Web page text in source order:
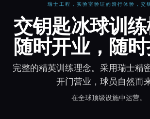
瑞士工程，实验室验证的滑行体验，交
交钥匙冰球训练
交钥匙冰球训练
随时开业，随时
完整的精英训练理念。采用瑞士精
开门营业，球员自然而来
在全球顶级设施中运营。